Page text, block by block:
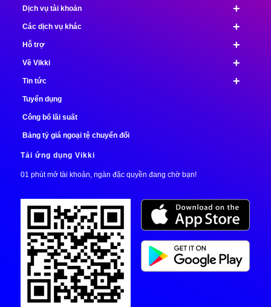
+
Dịch vụ tài khoản
+
Các dịch vụ khác
+
Hỗ trợ
+
Về Vikki
+
Tin tức
Tuyển dụng
Công bố lãi suất
Bảng tỷ giá ngoại tệ chuyển đổi
Tải ứng dụng Vikki
01 phút mở tài khoản, ngàn đặc quyền đang chờ bạn!